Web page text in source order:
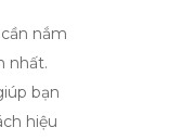
nắm
nhất.
bạn
hiệu